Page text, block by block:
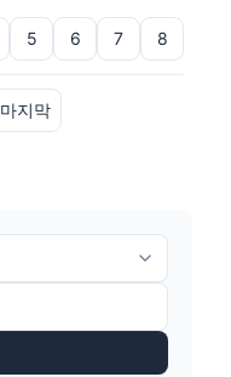
5 6 7 8
마지막